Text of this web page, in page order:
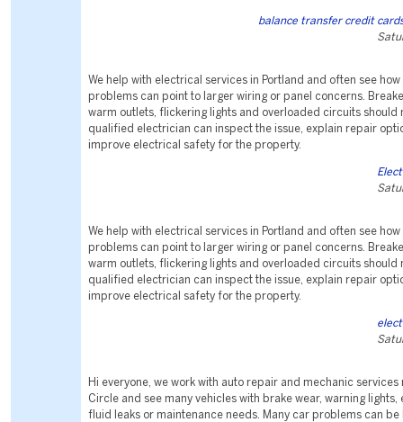
balance transfer credit
We help with electrical services in Portland and often see
problems can point to larger wiring or panel concerns.
warm outlets, flickering lights and overloaded circuits should
qualified electrician can inspect the issue, explain repair
improve electrical safety for the property.
We help with electrical services in Portland and often see
problems can point to larger wiring or panel concerns.
warm outlets, flickering lights and overloaded circuits should
qualified electrician can inspect the issue, explain repair
improve electrical safety for the property.
Hi everyone, we work with auto repair and mechanic
Circle and see many vehicles with brake wear, warning lights,
fluid leaks or maintenance needs. Many car problems can be